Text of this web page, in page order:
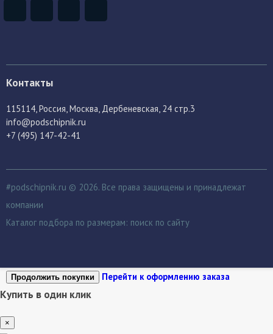
Контакты
115114 , Россия, Москва, Дербеневская, 24 стр.3
info@podschipnik.ru
+7 (495) 147-42-41
#podschipnik.ru © 2026. Все права защищены и принадлежат
компании
Каталог подбора по размерам: поиск по сайту
Продолжить покупки Перейти к оформлению заказа
Купить в один клик
×